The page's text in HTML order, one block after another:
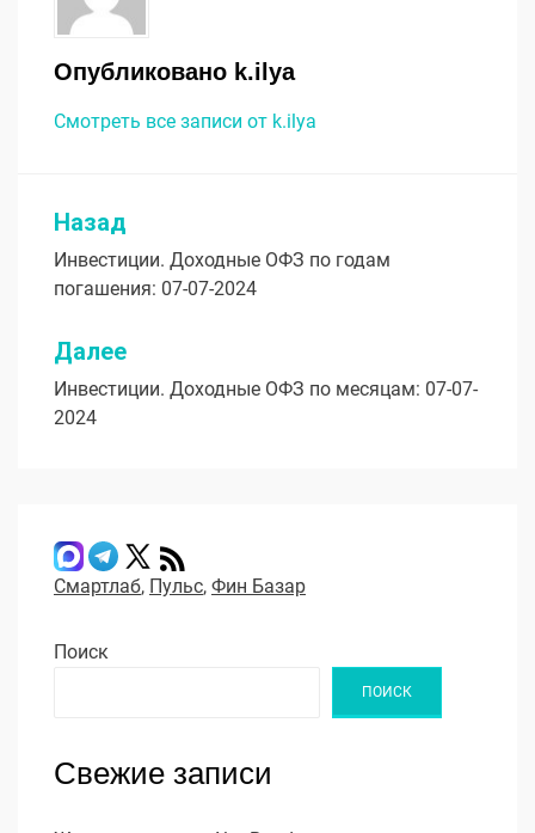
Опубликовано k.ilya
Смотреть все записи от k.ilya
Навигация
по
записям
Назад
Инвестиции. Доходные ОФЗ по годам
погашения: 07-07-2024
Далее
Инвестиции. Доходные ОФЗ по месяцам: 07-07-
2024
Смартлаб, Пульс, Фин Базар
Поиск
ПОИСК
Свежие записи